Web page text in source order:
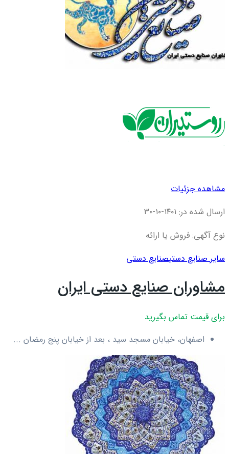
مشاهده جزئیات
ارسال شده در: ۱۴۰۱-۱۰-۳۰
نوع آگهی: فروش یا ارائه
سایر صنایع دستیصنایع دستی
مشاوران صنایع دستی ایران
برای قیمت تماس بگیرید
اصفهان، خیابان مسجد سید ، بعد از خیابان پنج رمضان ...